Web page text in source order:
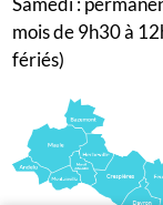
mois de 9h30 à
fériés)